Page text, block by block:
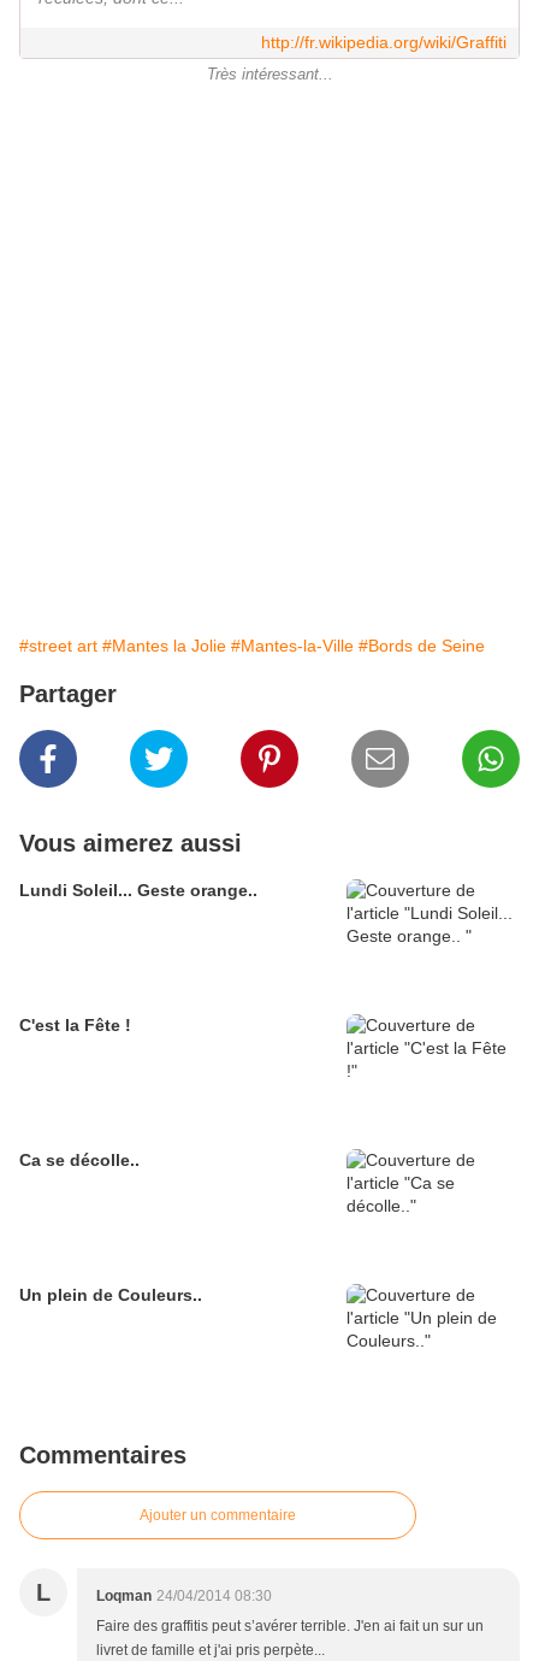
http://fr.wikipedia.org/wiki/Graffiti
Très intéressant...
#street art #Mantes la Jolie #Mantes-la-Ville #Bords de Seine
Partager
Vous aimerez aussi
Lundi Soleil... Geste orange..
C'est la Fête !
Ca se décolle..
Un plein de Couleurs..
Commentaires
Ajouter un commentaire
L Loqman 24/04/2014 08:30
Faire des graffitis peut s’avérer terrible. J'en ai fait un sur un
livret de famille et j'ai pris perpète...